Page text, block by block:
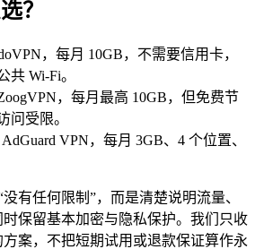
？
，每月 10GB，不需要信用卡，
Wi‑Fi。
，每月最高 10GB，但免费节
问受限。
AdGuard VPN，每月 3GB、4 个位置、
有任何限制”，而是清楚说明流量、
保留基本加密与隐私保护。我们只收
案，不把短期试用或退款保证算作永